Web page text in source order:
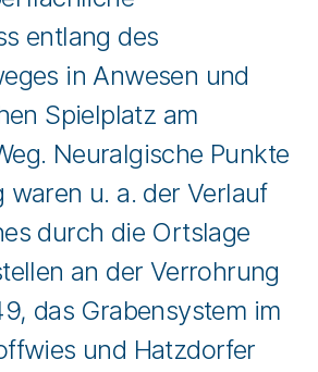
entlang des
in Anwesen und
Spielplatz am
Neuralgische Punkte
waren u. a. der Verlauf
durch die Ortslage
an der Verrohrung
das Grabensystem im
und Hatzdorfer